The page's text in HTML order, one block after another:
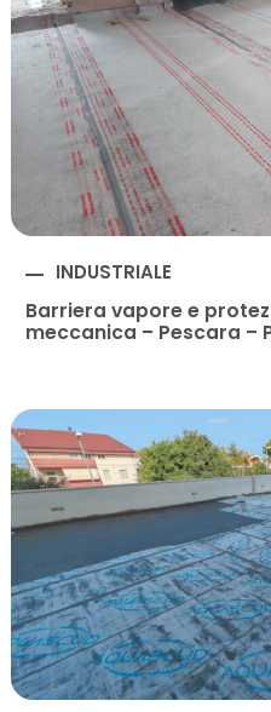
INDUSTRIALE
Barriera vapore e
meccanica – Pescara –